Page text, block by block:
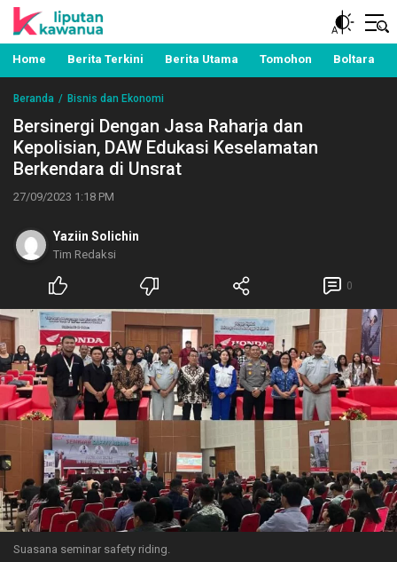
Liputan Kawanua
Berita Manado, Sulawesi Utara, Kawanua, Politik,
Pemerintahan, Hukum Kriminal dan Nasional
Home Berita Terkini Berita Utama Tomohon Boltara
Beranda Bisnis dan Ekonomi
Bersinergi Dengan Jasa Raharja dan
Kepolisian, DAW Edukasi Keselamatan
Berkendara di Unsrat
27/09/2023 1:18 PM
Yaziin Solichin
Tim Redaksi
0
Suasana seminar safety riding.